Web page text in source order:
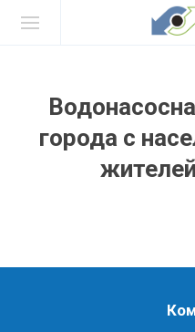
города с